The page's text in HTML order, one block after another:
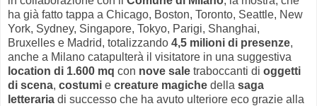
ha già fatto tappa a Chicago, Boston, Toronto, Seattle, New
York, Sydney, Singapore, Tokyo, Parigi, Shanghai,
Bruxelles e Madrid, totalizzando 4,5 milioni di presenze,
anche a Milano catapulterà il visitatore in una suggestiva
location di 1.600 mq con nove sale traboccanti di oggetti
di scena, costumi e creature magiche della saga
letteraria di successo che ha avuto ulteriore eco grazie alla